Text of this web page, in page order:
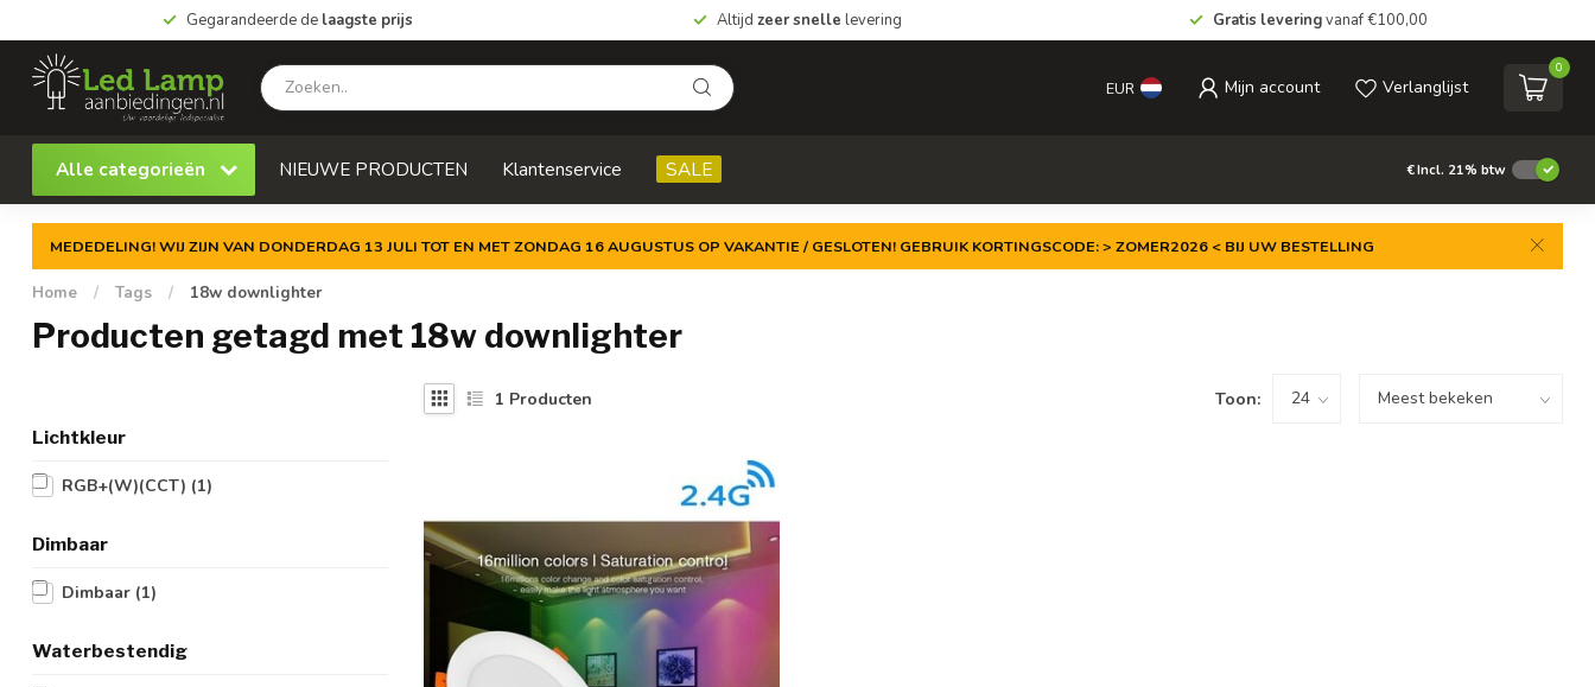
Gegarandeerde de laagste prijs Altijd zeer snelle levering Gratis leveringvanaf €100,00
EUR Mijn account Verlanglijst
0
Alle categorieën NIEUWE PRODUCTEN Klantenservice SALE €Incl. 21% btw
MEDEDELING! WIJ ZIJN VAN DONDERDAG 13 JULI TOT EN MET ZONDAG 16 AUGUSTUS OP VAKANTIE / GESLOTEN! GEBRUIK KORTINGSCODE: > ZOMER2026 < BIJ UW BESTELLING
Home / Tags / 18w downlighter
Producten getagd met 18w downlighter
Lichtkleur
RGB+(W)(CCT) (1)
Dimbaar
Dimbaar (1)
Waterbestendig
1 Producten Toon: